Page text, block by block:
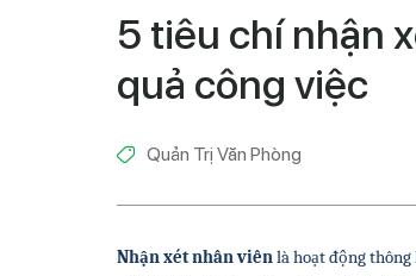
5 tiêu chí nhận
quả công việc
Quản Trị Văn Phòng
Nhận xét nhân viên là hoạt động thông